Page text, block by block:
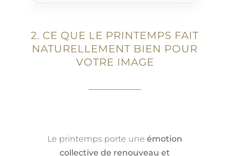
2. CE QUE LE PRINTEMPS FAIT
NATURELLEMENT BIEN POUR
VOTRE IMAGE
Le printemps porte uneémotion
collective de renouveau et